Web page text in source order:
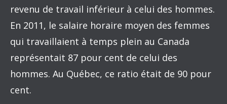
revenu de travail inférieur à celui des hommes.
En 2011, le salaire horaire moyen des femmes
qui travaillaient à temps plein au Canada
représentait 87 pour cent de celui des
hommes. Au Québec, ce ratio était de 90 pour
cent.